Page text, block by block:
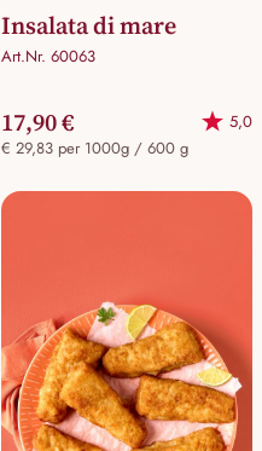
Insalata di mare
Art.Nr. 60063
17,90 €
5,0
€ 29,83 per 1000g / 600 g